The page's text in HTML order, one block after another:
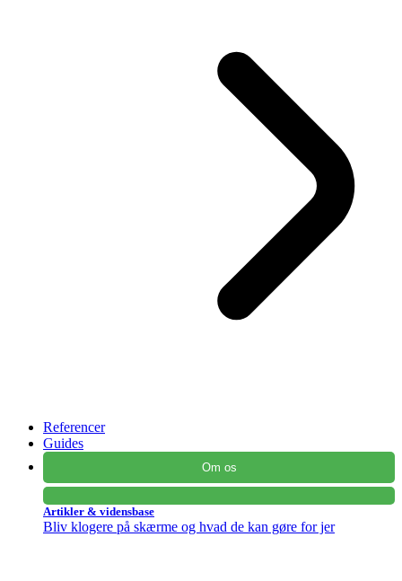
Referencer
Guides
Om os
Artikler & vidensbase
Bliv klogere på skærme og hvad de kan gøre for jer